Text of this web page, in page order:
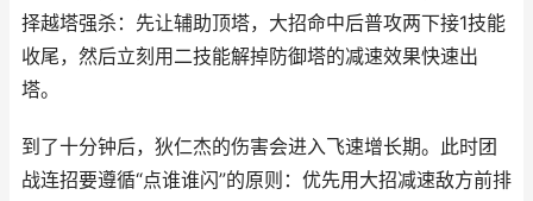
择越塔强杀：先让辅助顶塔，大招命中后普攻两下接1技能
收尾，然后立刻用二技能解掉防御塔的减速效果快速出
塔。
到了十分钟后，狄仁杰的伤害会进入飞速增长期。此时团
战连招要遵循“点谁谁闪”的原则：优先用大招减速敌方前排